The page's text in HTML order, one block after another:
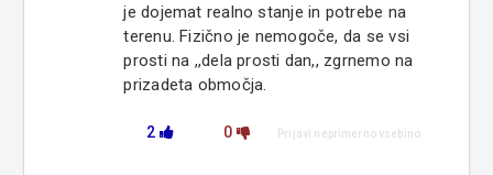
je dojemat realno stanje in potrebe na
terenu. Fizično je nemogoče, da se vsi
prosti na ,,dela prosti dan,, zgrnemo na
prizadeta območja.
2 0 Prijavi neprimerno vsebino